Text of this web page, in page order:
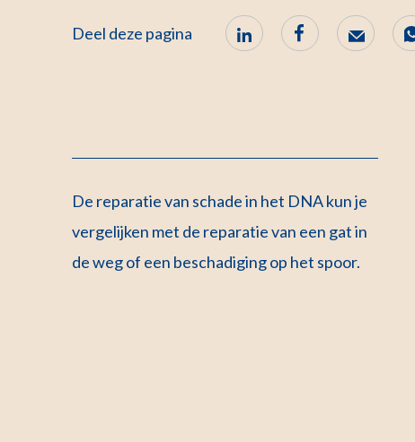
Deel deze pagina
De reparatie van schade in het DNA kun je
vergelijken met de reparatie van een gat in
de weg of een beschadiging op het spoor.